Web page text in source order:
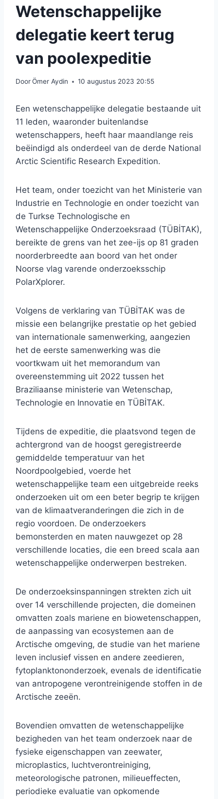
Wetenschappelijke
delegatie keert terug
van poolexpeditie
DoorÖmer Aydin 10 augustus 2023 20:55
Een wetenschappelijke delegatie bestaande uit
11 leden, waaronder buitenlandse
wetenschappers, heeft haar maandlange reis
beëindigd als onderdeel van de derde National
Arctic Scientific Research Expedition.
Het team, onder toezicht van het Ministerie van
Industrie en Technologie en onder toezicht van
de Turkse Technologische en
Wetenschappelijke Onderzoeksraad (TÜBİTAK),
bereikte de grens van het zee-ijs op 81 graden
noorderbreedte aan boord van het onder
Noorse vlag varende onderzoeksschip
PolarXplorer.
Volgens de verklaring van TÜBİTAK was de
missie een belangrijke prestatie op het gebied
van internationale samenwerking, aangezien
het de eerste samenwerking was die
voortkwam uit het memorandum van
overeenstemming uit 2022 tussen het
Braziliaanse ministerie van Wetenschap,
Technologie en Innovatie en TÜBİTAK.
Tijdens de expeditie, die plaatsvond tegen de
achtergrond van de hoogst geregistreerde
gemiddelde temperatuur van het
Noordpoolgebied, voerde het
wetenschappelijke team een ​​uitgebreide reeks
onderzoeken uit om een ​​beter begrip te krijgen
van de klimaatveranderingen die zich in de
regio voordoen. De onderzoekers
bemonsterden en maten nauwgezet op 28
verschillende locaties, die een breed scala aan
wetenschappelijke onderwerpen bestreken.
De onderzoeksinspanningen strekten zich uit
over 14 verschillende projecten, die domeinen
omvatten zoals mariene en biowetenschappen,
de aanpassing van ecosystemen aan de
Arctische omgeving, de studie van het mariene
leven inclusief vissen en andere zeedieren,
fytoplanktononderzoek, evenals de identificatie
van antropogene verontreinigende stoffen in de
Arctische zeeën.
Bovendien omvatten de wetenschappelijke
bezigheden van het team onderzoek naar de
fysieke eigenschappen van zeewater,
microplastics, luchtverontreiniging,
meteorologische patronen, milieueffecten,
periodieke evaluatie van opkomende